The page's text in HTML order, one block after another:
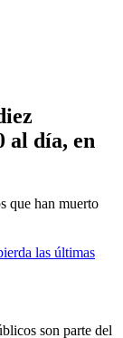
al día, en
que han muerto
las últimas
son parte del